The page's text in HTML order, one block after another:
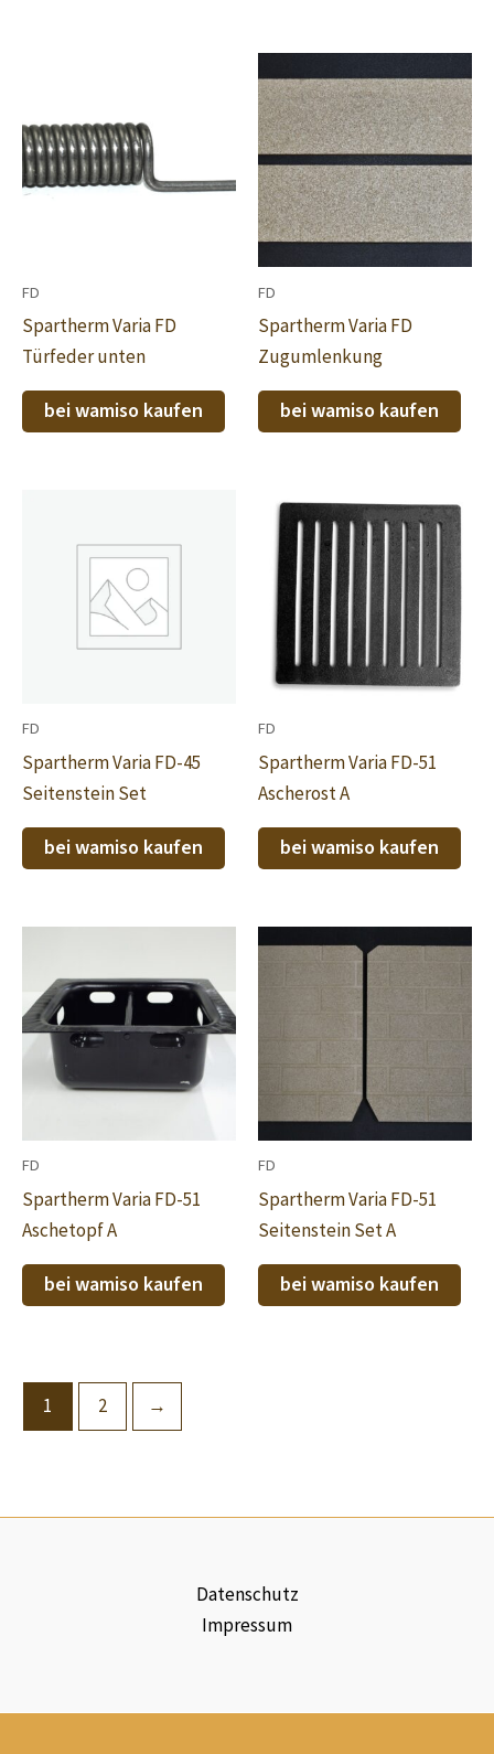
FD
Spartherm Varia FD
Türfeder unten
bei wamiso kaufen
FD
Spartherm Varia FD
Zugumlenkung
bei wamiso kaufen
FD
Spartherm Varia FD-45
Seitenstein Set
bei wamiso kaufen
FD
Spartherm Varia FD-51
Ascherost A
bei wamiso kaufen
FD
Spartherm Varia FD-51
Aschetopf A
bei wamiso kaufen
FD
Spartherm Varia FD-51
Seitenstein Set A
bei wamiso kaufen
1 2 →
Datenschutz
Impressum